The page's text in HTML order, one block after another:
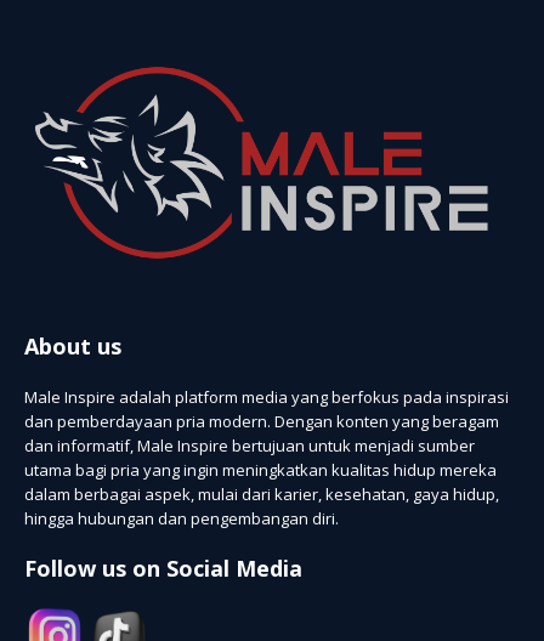
About us
Male Inspire adalah platform media yang berfokus pada inspirasi
dan pemberdayaan pria modern. Dengan konten yang beragam
dan informatif, Male Inspire bertujuan untuk menjadi sumber
utama bagi pria yang ingin meningkatkan kualitas hidup mereka
dalam berbagai aspek, mulai dari karier, kesehatan, gaya hidup,
hingga hubungan dan pengembangan diri.
Follow us on Social Media